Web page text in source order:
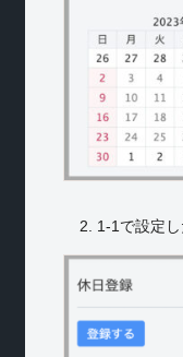
2. 1-1で設定